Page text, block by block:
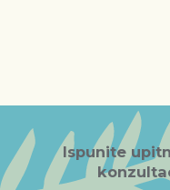
Ispunite